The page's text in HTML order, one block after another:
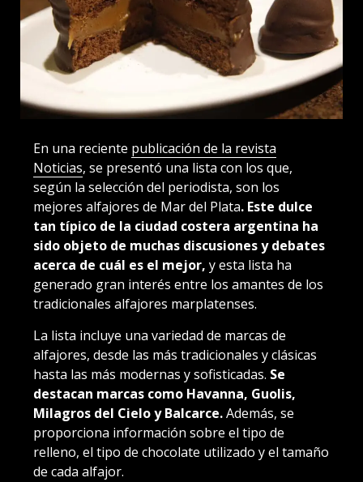
En una reciente publicación de la revista
Noticias, se presentó una lista con los que,
según la selección del periodista, son los
mejores alfajores de Mar del Plata. Este dulce
tan típico de la ciudad costera argentina ha
sido objeto de muchas discusiones y debates
acerca de cuál es el mejor, y esta lista ha
generado gran interés entre los amantes de los
tradicionales alfajores marplatenses.
La lista incluye una variedad de marcas de
alfajores, desde las más tradicionales y clásicas
hasta las más modernas y sofisticadas. Se
destacan marcas como Havanna, Guolis,
Milagros del Cielo y Balcarce.Además, se
proporciona información sobre el tipo de
relleno, el tipo de chocolate utilizado y el tamaño
de cada alfajor.